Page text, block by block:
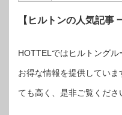
【ヒルトンの人気記事
HOTTELではヒルトング
お得な情報を提供してい
ても高く、是非ご覧くださ